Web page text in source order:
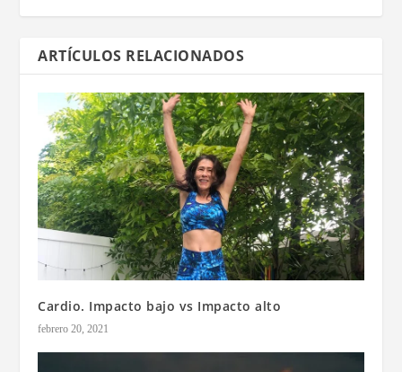
ARTÍCULOS RELACIONADOS
Cardio. Impacto bajo vs Impacto alto
febrero 20, 2021